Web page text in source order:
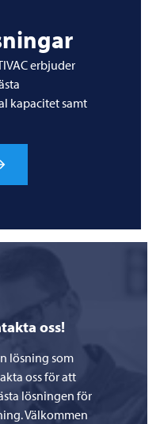
erbjuder
kapacitet samt
oss!
lösning som
oss för att
lösningen för
Välkommen